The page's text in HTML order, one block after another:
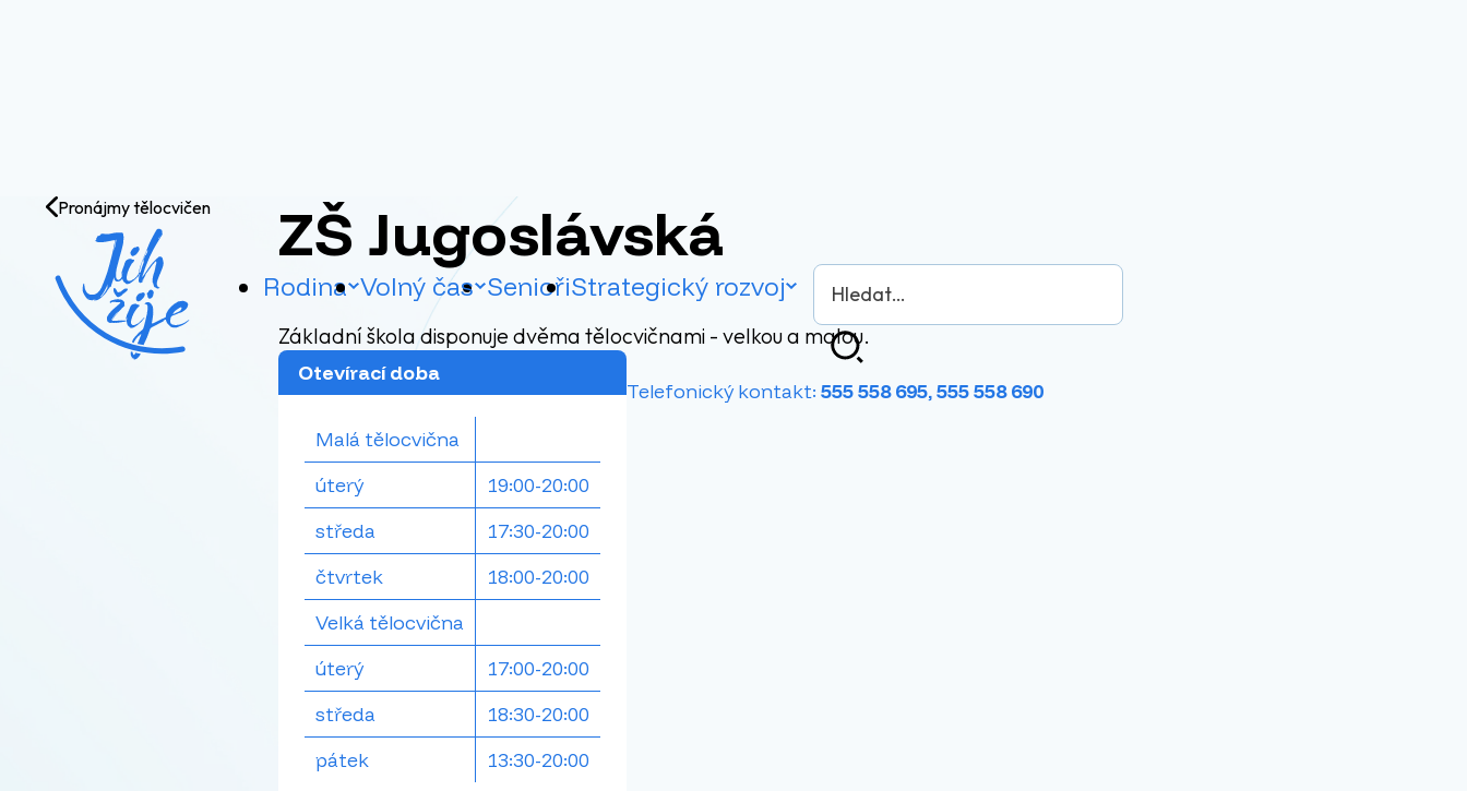
Přejít na obsah
Rodina Volný čas SeniořiStrategický rozvoj Vyhledávání
Hledat
Pronájmy tělocvičen ZŠ Jugoslávská
Základní škola disponuje dvěma tělocvičnami - velkou a malou.
Otevírací doba
Malá tělocvična
úterý
19:00-20:00
středa
17:30-20:00
čtvrtek
18:00-20:00
Velká tělocvična
úterý
17:00-20:00
středa
18:30-20:00
pátek
13:30-20:00
Telefonický kontakt:555 558 695, 555 558 690